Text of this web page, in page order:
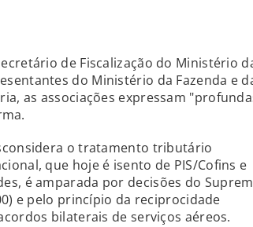
de Fiscalização do Ministério
do Ministério da Fazenda e
as associações expressam
o tratamento tributário
que hoje é isento de PIS/Cofins e
é amparada por decisões do
e pelo princípio da reciprocidade
bilaterais de serviços aéreos.